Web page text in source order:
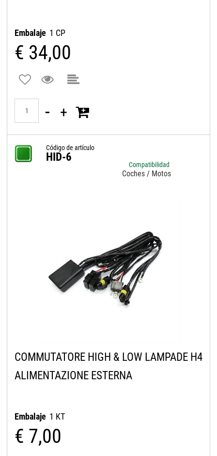
Embalaje 1 CP
€ 34,00
Código de artículo
HID-6
Compatibilidad
Coches / Motos
COMMUTATORE HIGH & LOW LAMPADE H4
ALIMENTAZIONE ESTERNA
Embalaje 1 KT
€ 7,00